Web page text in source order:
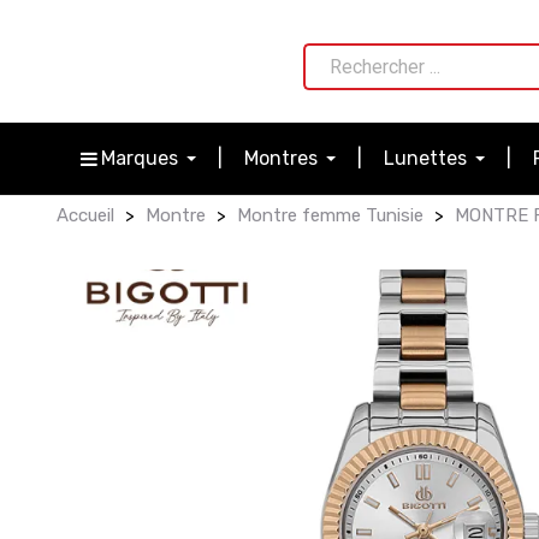
Marques Montres Lunettes
Accueil Montre Montre femme Tunisie MONTRE